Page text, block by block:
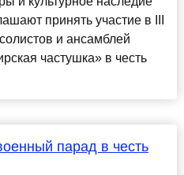
принять участие в III
и ансамблей
частушка» в честь
парад в честь